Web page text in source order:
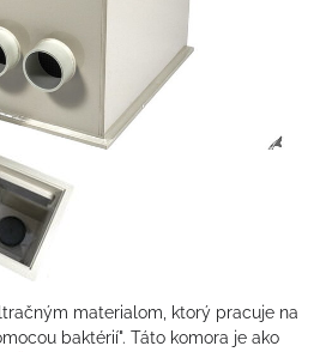
materialom, ktorý pracuje na
baktérií". Táto komora je ako